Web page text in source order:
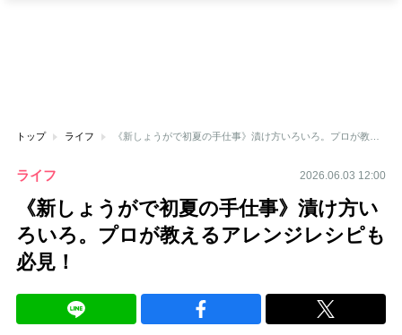
トップ ライフ
ライフ 2026.06.03 12:00
《新しょうがで初夏の手仕事》漬け方い
ろいろ。プロが教えるアレンジレシピも
必見！